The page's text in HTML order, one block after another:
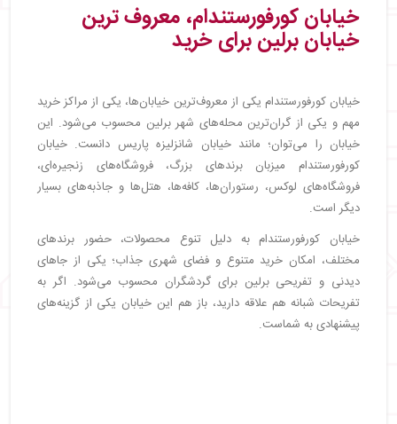
خیابان کورفورستندام، معروف‌ ترین
خیابان برلین برای خرید
خیابان کورفورستندام یکی از معروف‌ترین خیابان‌ها، یکی از مراکز خرید
مهم و یکی از گران‌ترین محله‌های شهر برلین محسوب می‌شود. این
خیابان را می‌توان؛ مانند خیابان شانزلیزه پاریس دانست. خیابان
کورفورستندام میزبان برندهای بزرگ، فروشگاه‌های زنجیره‌ای،
فروشگاه‌های لوکس، رستوران‌ها، کافه‌ها، هتل‌ها و جاذبه‌های بسیار
دیگر است.
خیابان کورفورستندام به دلیل تنوع محصولات، حضور برندهای
مختلف، امکان خرید متنوع و فضای شهری جذاب؛ یکی از جاهای
دیدنی و تفریحی برلین برای گردشگران محسوب می‌شود. اگر به
تفریحات شبانه هم علاقه دارید، باز هم این خیابان یکی از گزینه‌های
پیشنهادی به شماست.